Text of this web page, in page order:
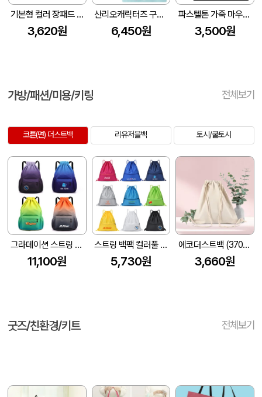
기본형 컬러 장패드 780x300 3T
3,620원
산리오캐릭터즈 구름 데스크 장패드
6,450원
파스텔톤 가죽 마우스장패드 (900X400X2mm)
3,500원
가방/패션/미용/키링 전체보기
코튼(면) 더스트백 리유저블백 토시/쿨토시
그라데이션 스트링 스포츠 백팩
11,100원
스트링 백팩 컬러풀 짐색
5,730원
에코더스트백 (370*400mm)
3,660원
굿즈/친환경/키트 전체보기